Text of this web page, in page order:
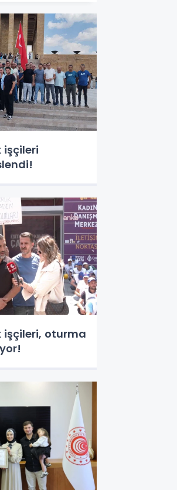
işçileri
işçileri, oturma